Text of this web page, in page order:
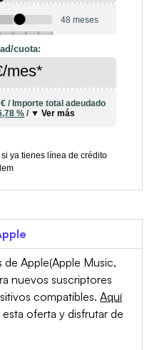
48 meses
cuota:
mes*
/Importe total adeudado
% / Ver más
ya tienes línea de crédito
Apple(Apple Music,
nuevos suscriptores
compatibles. Aquí
oferta y disfrutar de